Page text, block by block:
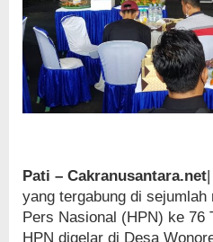
Pati – Cakranusantara.net
yang tergabung di
Pers Nasional (HPN) ke 76
HPN digelar di Desa